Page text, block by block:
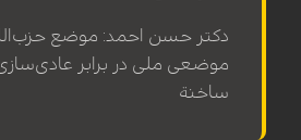
دکتر حسن احمد: موضع
موضعی ملی در برابر
ساخنة